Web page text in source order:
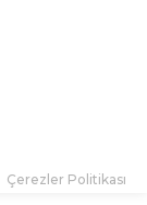
Çerezler Politikası